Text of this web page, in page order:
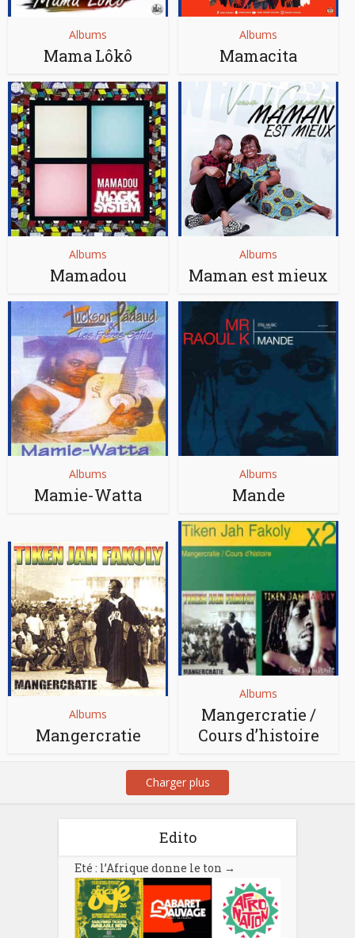
Albums
Mama Lôkô
Albums
Mamacita
Albums
Mamadou
Albums
Maman est mieux
Albums
Mamie-Watta
Albums
Mande
Albums
Mangercratie
Albums
Mangercratie /
Cours d’histoire
Charger plus
Edito
Eté : l’Afrique donne le ton →